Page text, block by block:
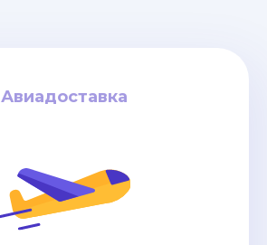
Авиадоставка
Авиадоставка
6-8
дней / от
4$